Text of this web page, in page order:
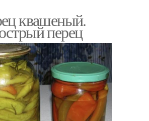
квашеный.
перец